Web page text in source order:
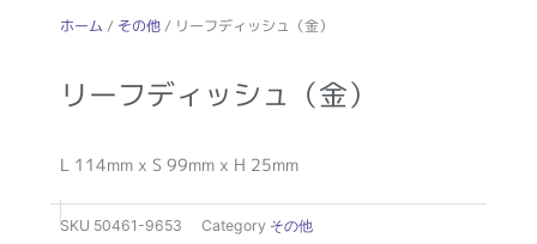
ホーム / その他/ リーフディッシュ（金）
リーフディッシュ（金）
L 114mm x S 99mm x H 25mm
SKU 50461-9653 Category その他